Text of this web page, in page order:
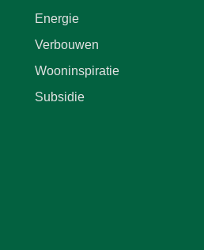
Energie
Verbouwen
Wooninspiratie
Subsidie